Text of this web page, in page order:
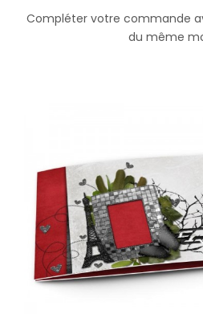
Compléter votre commande
du même